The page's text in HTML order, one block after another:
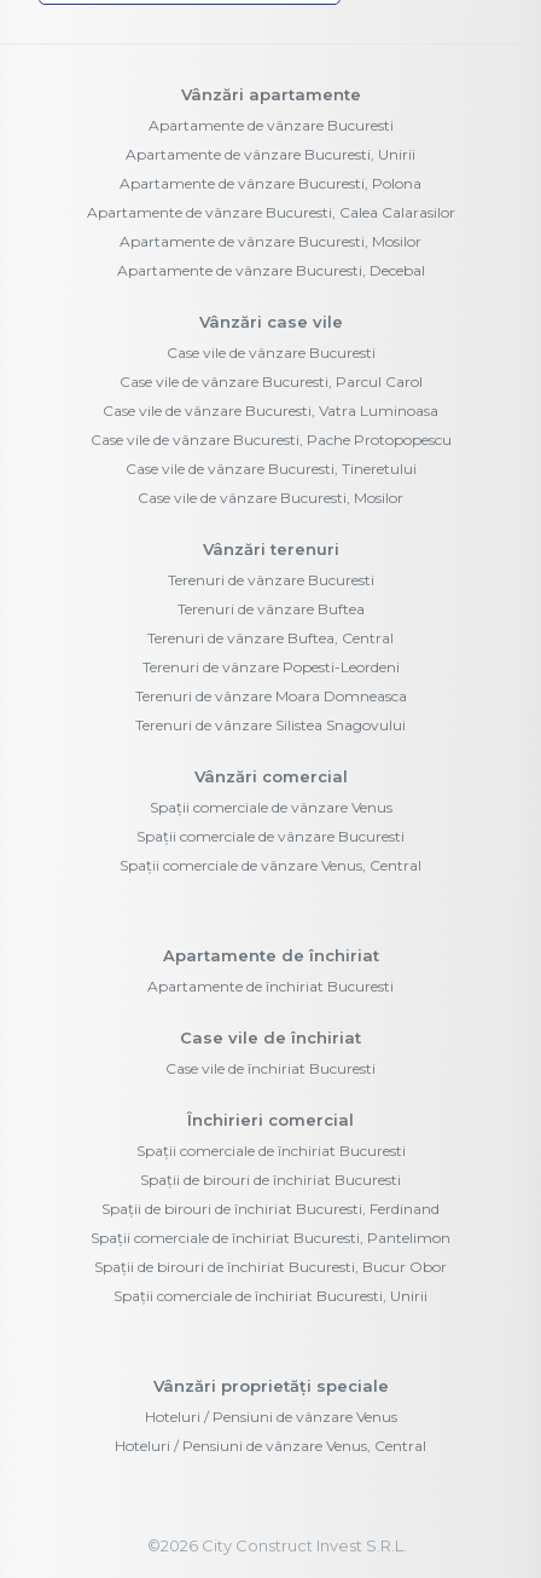
Vânzări apartamente
Apartamente de vânzare Bucuresti
Apartamente de vânzare Bucuresti, Unirii
Apartamente de vânzare Bucuresti, Polona
Apartamente de vânzare Bucuresti, Calea Calarasilor
Apartamente de vânzare Bucuresti, Mosilor
Apartamente de vânzare Bucuresti, Decebal
Vânzări case vile
Case vile de vânzare Bucuresti
Case vile de vânzare Bucuresti, Parcul Carol
Case vile de vânzare Bucuresti, Vatra Luminoasa
Case vile de vânzare Bucuresti, Pache Protopopescu
Case vile de vânzare Bucuresti, Tineretului
Case vile de vânzare Bucuresti, Mosilor
Vânzări terenuri
Terenuri de vânzare Bucuresti
Terenuri de vânzare Buftea
Terenuri de vânzare Buftea, Central
Terenuri de vânzare Popesti-Leordeni
Terenuri de vânzare Moara Domneasca
Terenuri de vânzare Silistea Snagovului
Vânzări comercial
Spații comerciale de vânzare Venus
Spații comerciale de vânzare Bucuresti
Spații comerciale de vânzare Venus, Central
Apartamente de închiriat
Apartamente de închiriat Bucuresti
Case vile de închiriat
Case vile de închiriat Bucuresti
Închirieri comercial
Spații comerciale de închiriat Bucuresti
Spații de birouri de închiriat Bucuresti
Spații de birouri de închiriat Bucuresti, Ferdinand
Spații comerciale de închiriat Bucuresti, Pantelimon
Spații de birouri de închiriat Bucuresti, Bucur Obor
Spații comerciale de închiriat Bucuresti, Unirii
Vânzări proprietăți speciale
Hoteluri / Pensiuni de vânzare Venus
Hoteluri / Pensiuni de vânzare Venus, Central
©2026City Construct Invest S.R.L.